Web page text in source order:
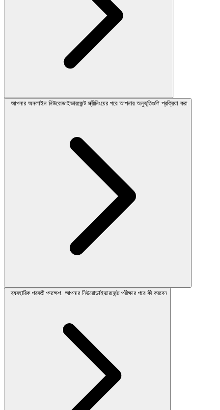
আপনার অনলাইন নিউরোডাইভারজেন্ট স্ক্রীনিংয়ের পরে আপনার অনুভূতিগুলি প্রক্রিয়া করা
ব্যবহারিক পরবর্তী পদক্ষেপ: আপনার নিউরোডাইভারজেন্ট পরীক্ষার পরে কী করবেন